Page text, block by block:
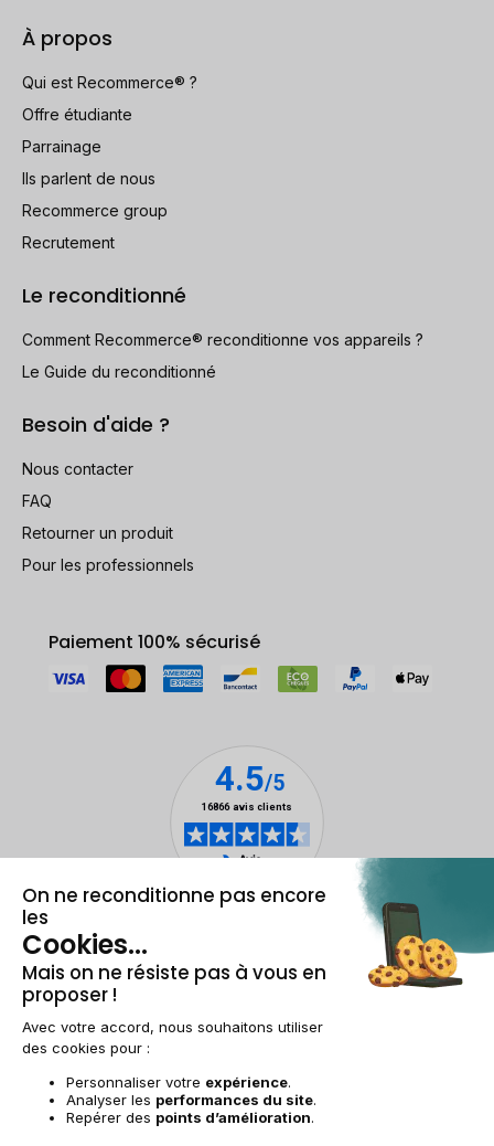
À propos
Qui est Recommerce® ?
Offre étudiante
Parrainage
Ils parlent de nous
Recommerce group
Recrutement
Le reconditionné
Comment Recommerce® reconditionne vos appareils ?
Le Guide du reconditionné
Besoin d'aide ?
Nous contacter
FAQ
Retourner un produit
Pour les professionnels
Paiement 100% sécurisé
Mentions légales & CGU
Conditions générales de venteDonnées personnelles
AccessibilitéPlan du site